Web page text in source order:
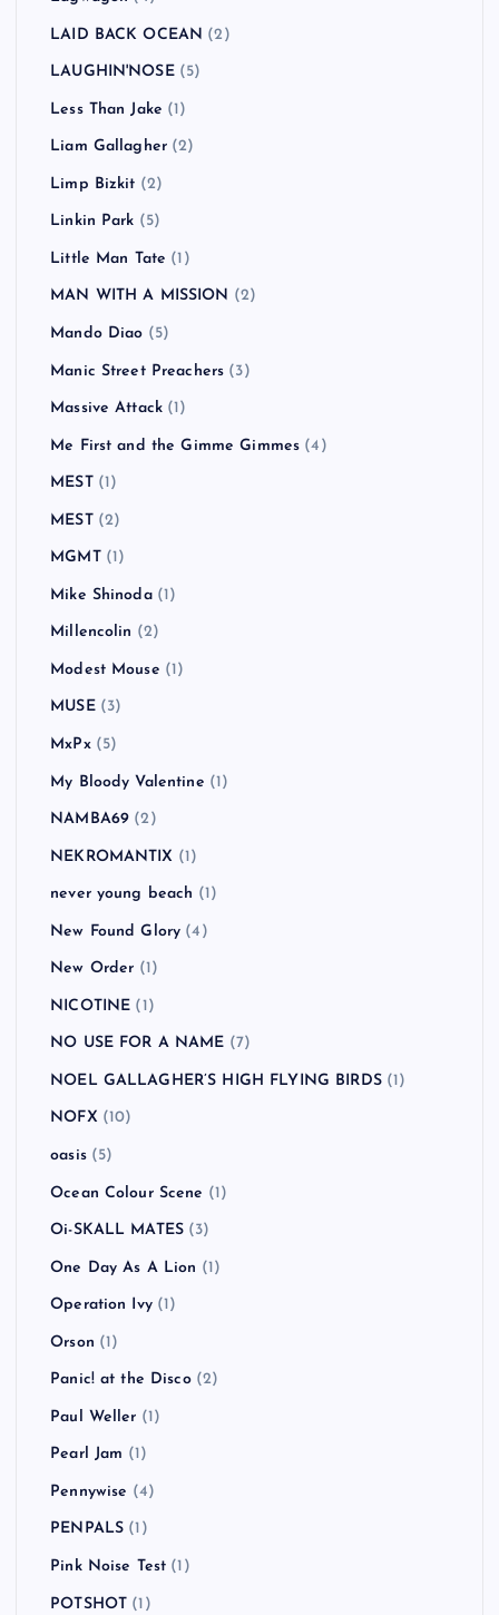
LAID BACK OCEAN (2)
LAUGHIN'NOSE(5)
Less Than Jake (1)
Liam Gallagher (2)
Limp Bizkit (2)
Linkin Park (5)
Little Man Tate (1)
MAN WITH A MISSION (2)
Mando Diao (5)
Manic Street Preachers (3)
Massive Attack (1)
Me First and the Gimme Gimmes (4)
MEST(1)
MEST(2)
MGMT(1)
Mike Shinoda(1)
Millencolin (2)
Modest Mouse (1)
MUSE(3)
MxPx(5)
My Bloody Valentine (1)
NAMBA69 (2)
NEKROMANTIX (1)
never young beach (1)
New Found Glory (4)
New Order (1)
NICOTINE (1)
NO USE FOR A NAME (7)
NOEL GALLAGHER’S HIGH FLYING BIRDS(1)
NOFX (10)
oasis(5)
Ocean Colour Scene (1)
Oi-SKALL MATES (3)
One Day As A Lion (1)
Operation Ivy(1)
Orson (1)
Panic! at the Disco(2)
Paul Weller (1)
Pearl Jam (1)
Pennywise (4)
PENPALS (1)
Pink Noise Test (1)
POTSHOT (1)